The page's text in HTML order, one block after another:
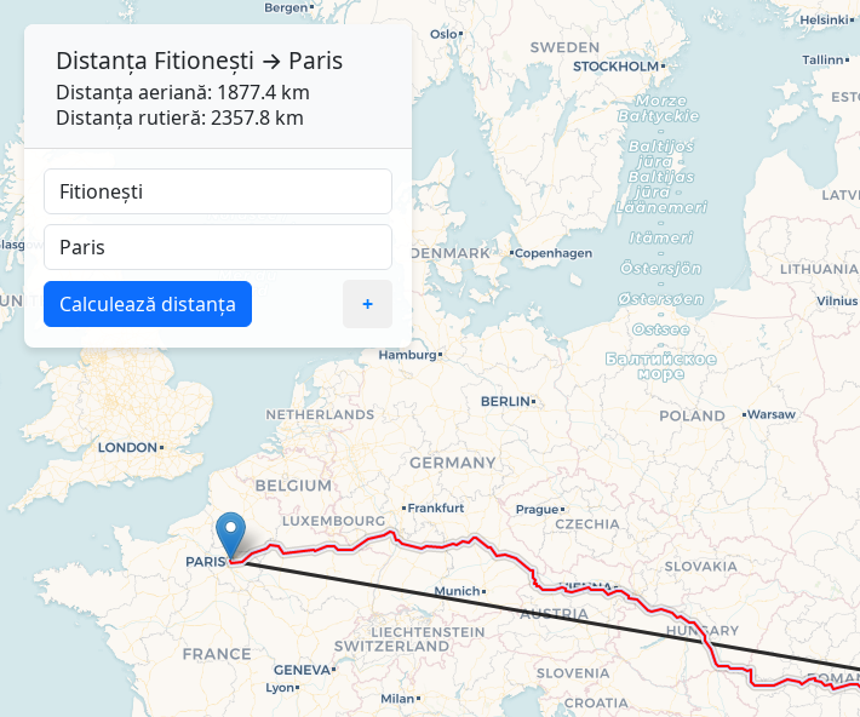
Distanța Fitionești → Paris
Distanța aeriană: 1877.4 km
Distanța rutieră: 2357.8 km
Calculează distanța +